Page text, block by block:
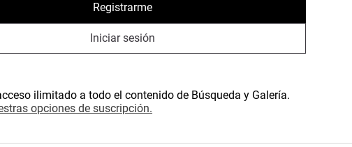
Registrarme
Iniciar sesión
ilimitado a todo el contenido de Búsqueda y Galería.
opciones de suscripción.